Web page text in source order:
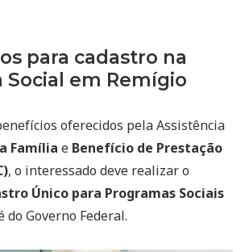
para cadastro na
Social em Remígio
oferecidos pela Assistência
Família e Benefício de Prestação
, o interessado deve realizar o
Único para Programas Sociais
do Governo Federal.